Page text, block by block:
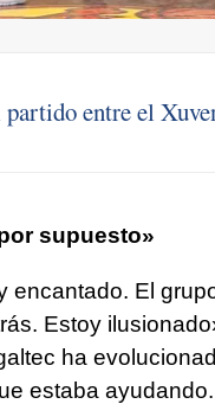
partido entre el
supuesto»
encantado. El
Estoy
ha
estaba